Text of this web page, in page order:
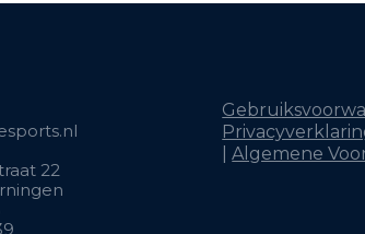
l
22
Algemene